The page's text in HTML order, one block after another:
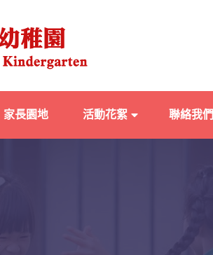
家長園地 活動花絮 聯絡我們